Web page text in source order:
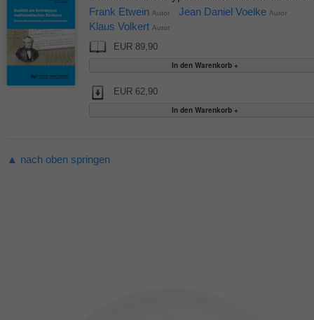
Frank Etwein Autor Jean Daniel Voelke Autor
Klaus Volkert Autor
EUR 89,90
EUR 62,90
▲ nach oben springen